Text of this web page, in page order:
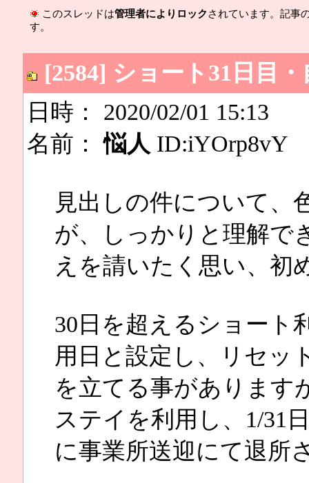
このスレッドは管理者によりロック されています。記事
す。
[2584] ショート31日目
日時： 2020/02/01 15:13
名前：悩人 ID:iYOrp8vY
見出しの件について、
が、しっかりと理解で
えを請いたく思い、初
30日を超えるショート
用日と設定し、リセッ
を立てる事があります
ステイを利用し、1/31
に事業所送迎にて退所